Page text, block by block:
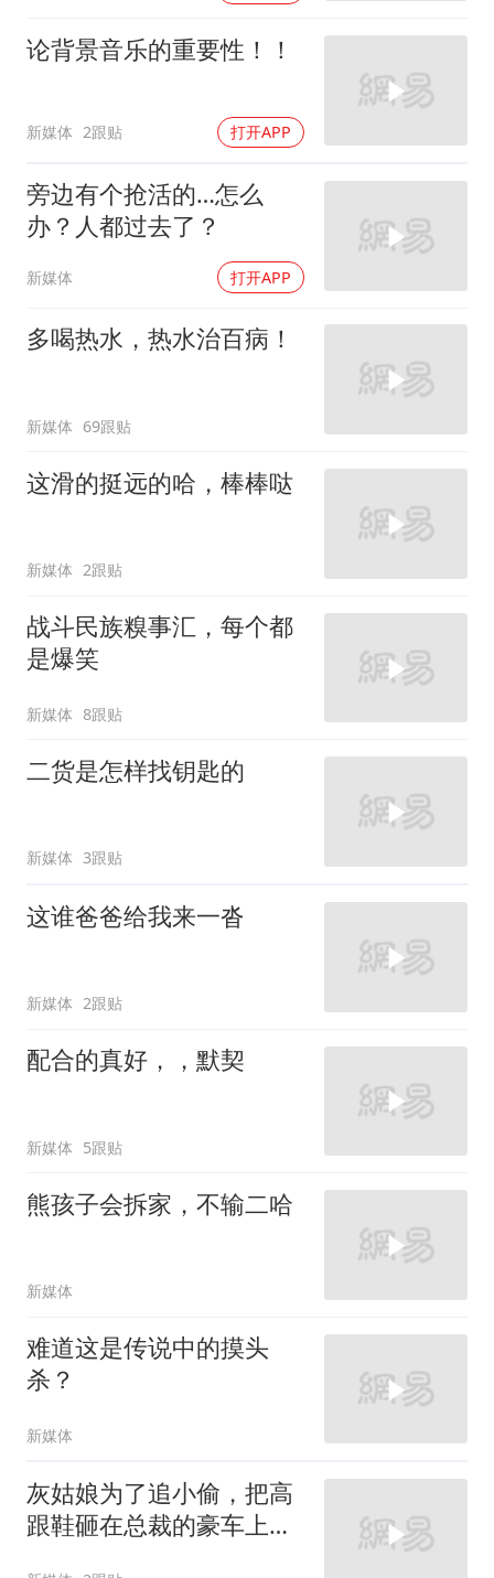
论背景音乐的重要性！！
新媒体 2跟贴 打开APP
旁边有个抢活的…怎么
办？人都过去了？
新媒体 打开APP
多喝热水，热水治百病！
新媒体 69跟贴
这滑的挺远的哈，棒棒哒
新媒体 2跟贴
战斗民族糗事汇，每个都
是爆笑
新媒体 8跟贴
二货是怎样找钥匙的
新媒体 3跟贴
这谁爸爸给我来一沓
新媒体 2跟贴
配合的真好，，默契
新媒体 5跟贴
熊孩子会拆家，不输二哈
新媒体
难道这是传说中的摸头
杀？
新媒体
灰姑娘为了追小偷，把高
跟鞋砸在总裁的豪车上，